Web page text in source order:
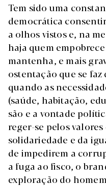
Tem sido uma
democrática
a olhos vistos e, na
haja quem
mantenha, e mais
ostentação que se
quando as
(saúde, habitação,
são e a vontade
reger-se pelos
solidariedade e da
de impedirem a
a fuga ao fisco, o
exploração do